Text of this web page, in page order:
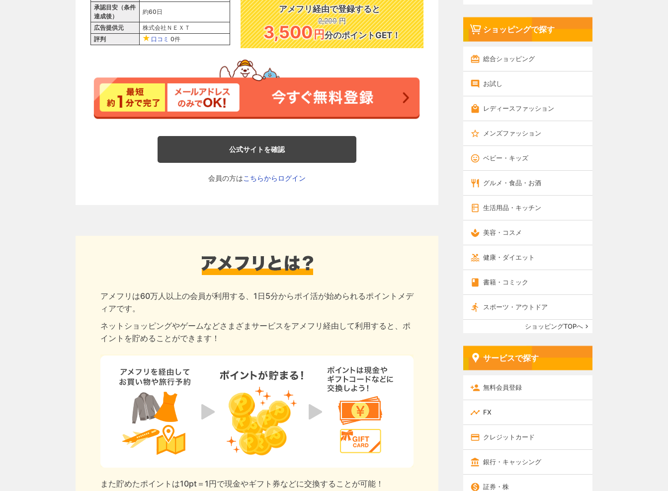
承認目安（条件
達成後）
約60日
広告提供元
株式会社ＮＥＸＴ
評判
口コミ 0件
アメフリ経由で登録すると
2,200 円
3,500円分のポイントGET！
公式サイトを確認
会員の方はこちらからログイン
アメフリは60万人以上の会員が利用する、1日5分からポイ活が始められるポイントメデ
ィアです。
ネットショッピングやゲームなどさまざまサービスをアメフリ経由して利用すると、ポ
イントを貯めることができます！
また貯めたポイントは10pt＝1円で現金やギフト券などに交換することが可能！
ショッピングで探す
総合ショッピング
お試し
レディースファッション
メンズファッション
ベビー・キッズ
グルメ・食品・お酒
生活用品・キッチン
美容・コスメ
健康・ダイエット
書籍・コミック
スポーツ・アウトドア
ショッピングTOPへ
サービスで探す
無料会員登録
FX
クレジットカード
銀行・キャッシング
証券・株